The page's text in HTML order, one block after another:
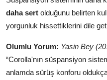
daha sert olduğunu belirten
yorgunluk hissettiklerini dile
Olumlu Yorum: Yasin Bey
“Corolla'nın süspansiyon
anlamda sürüş konforu